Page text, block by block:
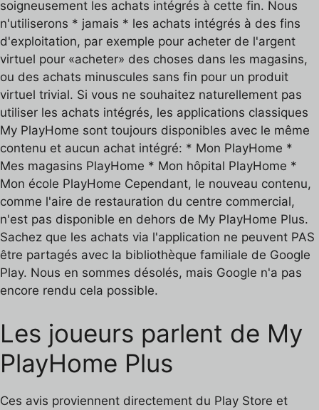
soigneusement les achats intégrés à cette fin. Nous
n'utiliserons * jamais * les achats intégrés à des fins
d'exploitation, par exemple pour acheter de l'argent
virtuel pour «acheter» des choses dans les magasins,
ou des achats minuscules sans fin pour un produit
virtuel trivial. Si vous ne souhaitez naturellement pas
utiliser les achats intégrés, les applications classiques
My PlayHome sont toujours disponibles avec le même
contenu et aucun achat intégré: * Mon PlayHome *
Mes magasins PlayHome * Mon hôpital PlayHome *
Mon école PlayHome Cependant, le nouveau contenu,
comme l'aire de restauration du centre commercial,
n'est pas disponible en dehors de My PlayHome Plus.
Sachez que les achats via l'application ne peuvent PAS
être partagés avec la bibliothèque familiale de Google
Play. Nous en sommes désolés, mais Google n'a pas
encore rendu cela possible.
Les joueurs parlent de My
PlayHome Plus
Ces avis proviennent directement du Play Store et